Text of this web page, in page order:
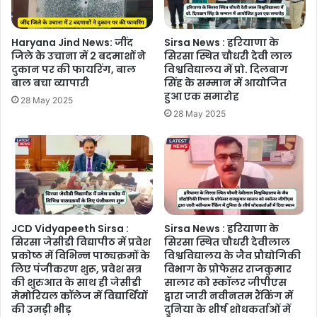
Haryana Jind News: जींद
जिले के उचाना में 2 बदमाशों ने
दुकान पर की फायरिंग, बाल
बाल बचा व्यापारी
28 May 2025
Sirsa News : हरियाणा के
सिरसा स्थित चौधरी देवी लाल
विश्वविद्यालय में प्रो. दिलबाग
सिंह के सम्मान में आयोजित
हुआ एक समारोह
28 May 2025
JCD Vidyapeeth Sirsa :
सिरसा जेसीडी विद्यापीठ में प्रवेश
प्रकोष्ठ में विभिन्न पाठ्यक्रमों के
लिए पंजीकरण शुरू, प्रवेश सत्र
की शुरुआत के साथ ही जेसीडी
मेमोरियल कॉलेज में विद्यार्थियों
की उमड़ी भीड़
Sirsa News : हरियाणा के
सिरसा स्थित चौधरी देवीलाल
विश्वविद्यालय के जैव प्रौद्योगिकी
विभाग के प्रोफेसर राजकुमार
सालार को स्कॉलर जीपीएस
द्वारा जारी नवीनतम रैंकिंग में
दुनिया के शीर्ष शोधकर्ताओं में